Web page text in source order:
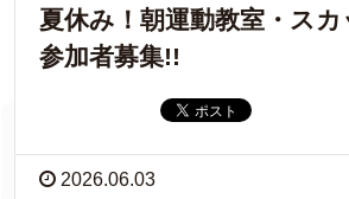
夏休み！朝運動教室・ス
参加者募集!!
2026.06.03